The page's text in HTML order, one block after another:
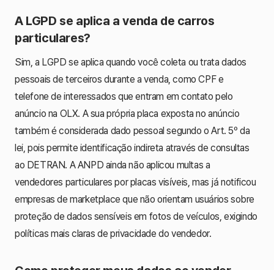
A LGPD se aplica a venda de carros
particulares?
Sim, a LGPD se aplica quando você coleta ou trata dados
pessoais de terceiros durante a venda, como CPF e
telefone de interessados que entram em contato pelo
anúncio na OLX. A sua própria placa exposta no anúncio
também é considerada dado pessoal segundo o Art. 5º da
lei, pois permite identificação indireta através de consultas
ao DETRAN. A ANPD ainda não aplicou multas a
vendedores particulares por placas visíveis, mas já notificou
empresas de marketplace que não orientam usuários sobre
proteção de dados sensíveis em fotos de veículos, exigindo
políticas mais claras de privacidade do vendedor.